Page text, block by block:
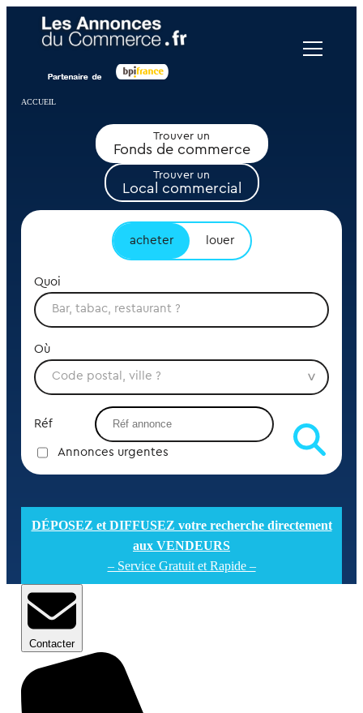
ACCUEIL
Trouver un
Fonds de commerce
Trouver un
Local commercial
acheter louer
Quoi
Où
Réf
Annonces urgentes
DÉPOSEZ et DIFFUSEZ votre recherche directement
aux VENDEURS
– Service Gratuit et Rapide –
Contacter
Panneau de gestion des cookies